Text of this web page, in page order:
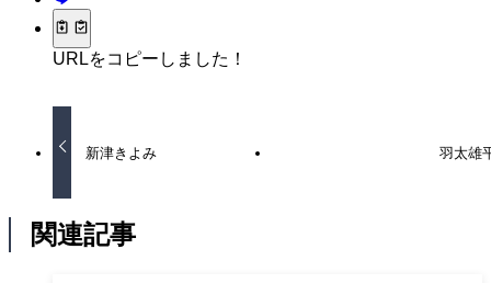
URLをコピーしました！
新津きよみ 羽太雄
関連記事